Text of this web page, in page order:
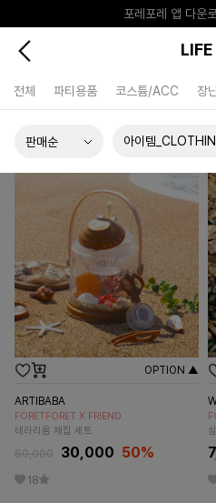
포레포레 앱 다운
LIFE
전체 파티용품 코스튬/ACC 장
아이템
OPTION ▲
ARTIBABA
FORETFORET X FRIEND
테라리움 채집 세트
60,000 30,000 50%
18